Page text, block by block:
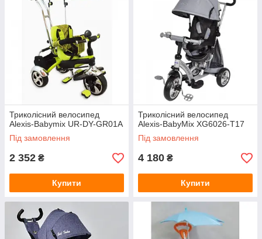
Триколісний велосипед
Alexis-Babymix UR-DY-GR01A
Під замовлення
2 352 ₴
Купити
Триколісний велосипед
Alexis-BabyMix XG6026-T17
Під замовлення
4 180 ₴
Купити